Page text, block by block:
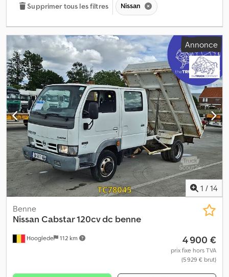
Supprimer tous les filtres Nissan
Annonce
1 / 14
Hooglede 112 km
Benne
Nissan Cabstar 120cv dc benne
4 900 €
prix fixe hors TVA
(5 929 € brut)